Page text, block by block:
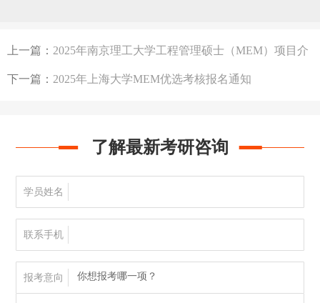
上一篇： 2025年南京理工大学工程管理硕士（MEM）项目介
绍
下一篇： 2025年上海大学MEM优选考核报名通知
了解最新考研咨询
学员姓名
联系手机
报考意向 你想报考哪一项？